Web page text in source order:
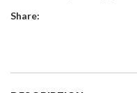
Share: